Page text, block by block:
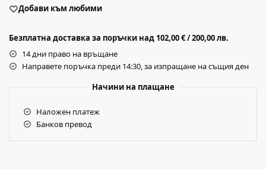
Добави към любими
Безплатна доставка за поръчки над 102,00 € / 200,00 лв.
14 дни право на връщане
Направете поръчка преди 14:30, за изпращане на същия ден
Начини на плащане
Наложен платеж
Банков превод